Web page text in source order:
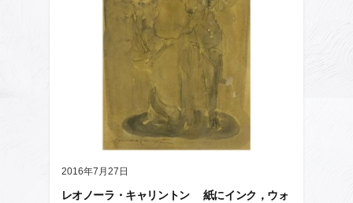
2016年7月27日
レオノーラ・キャリントン 紙にインク，ウォ